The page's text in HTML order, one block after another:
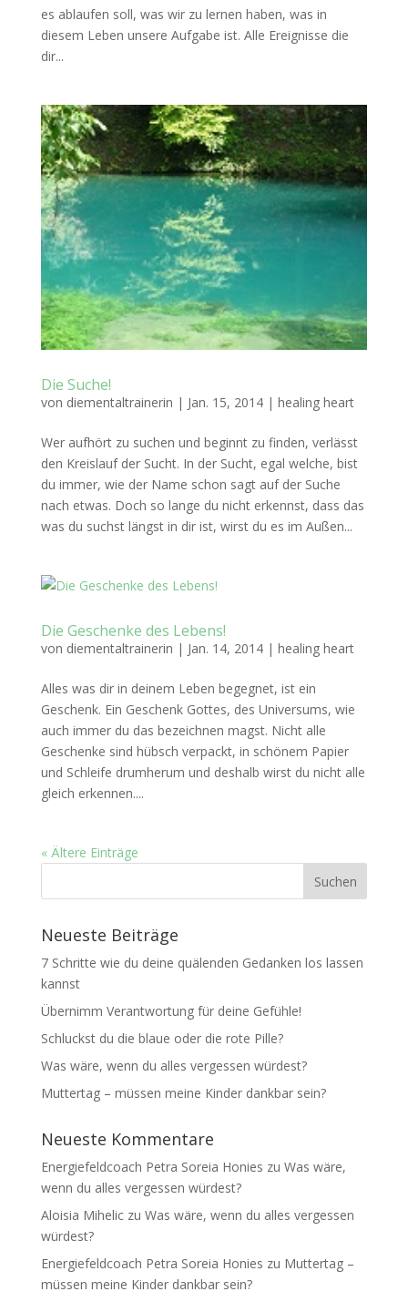
es ablaufen soll, was wir zu lernen haben, was in
diesem Leben unsere Aufgabe ist. Alle Ereignisse die
dir...
Die Suche!
von diementaltrainerin | Jan. 15, 2014| healing heart
Wer aufhört zu suchen und beginnt zu finden, verlässt
den Kreislauf der Sucht. In der Sucht, egal welche, bist
du immer, wie der Name schon sagt auf der Suche
nach etwas. Doch so lange du nicht erkennst, dass das
was du suchst längst in dir ist, wirst du es im Außen...
Die Geschenke des Lebens!
von diementaltrainerin | Jan. 14, 2014| healing heart
Alles was dir in deinem Leben begegnet, ist ein
Geschenk. Ein Geschenk Gottes, des Universums, wie
auch immer du das bezeichnen magst. Nicht alle
Geschenke sind hübsch verpackt, in schönem Papier
und Schleife drumherum und deshalb wirst du nicht alle
gleich erkennen....
« Ältere Einträge
Neueste Beiträge
7 Schritte wie du deine quälenden Gedanken los lassen
kannst
Übernimm Verantwortung für deine Gefühle!
Schluckst du die blaue oder die rote Pille?
Was wäre, wenn du alles vergessen würdest?
Muttertag – müssen meine Kinder dankbar sein?
Neueste Kommentare
Energiefeldcoach Petra Soreia Honies zu Was wäre,
wenn du alles vergessen würdest?
Aloisia Miheliczu Was wäre, wenn du alles vergessen
würdest?
Energiefeldcoach Petra Soreia Honies zu Muttertag –
müssen meine Kinder dankbar sein?